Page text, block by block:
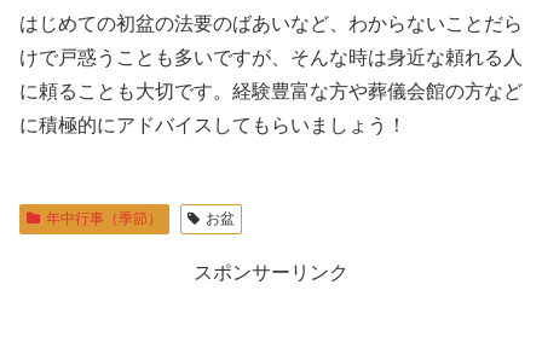
はじめての初盆の法要のばあいなど、わからないことだら
けで戸惑うことも多いですが、そんな時は身近な頼れる人
に頼ることも大切です。経験豊富な方や葬儀会館の方など
に積極的にアドバイスしてもらいましょう！
年中行事（季節） お盆
スポンサーリンク